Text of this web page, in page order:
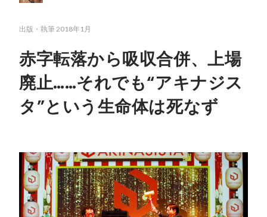
出版・執筆2018年1月
赤字転落から吸収合併、上場
廃止……それでも“アキナジス
タ”という生命体は死なず